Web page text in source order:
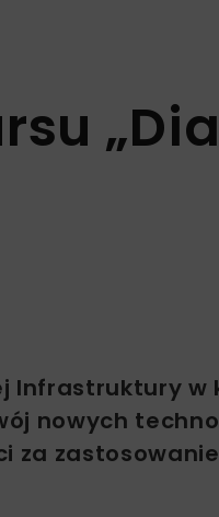
Infrastruktury w
nowych
za